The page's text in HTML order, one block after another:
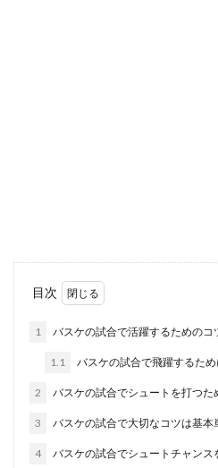
に関しては箸
いくつかルー...
バレエの子
目次
1 バスケの試合で活躍するためのコ
1.1 バスケの試合で飛躍するた
2 バスケの試合でシュートを打つた
3 バスケの試合で大切なコツは基本
4 バスケの試合でシュートチャンス